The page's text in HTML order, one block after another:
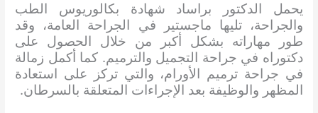
يحمل الدكتور براساد شهادة بكالوريوس الطب
والجراحة، تليها ماجستير في الجراحة العامة، وقد
طور مهاراته بشكل أكبر من خلال الحصول على
دكتوراه في جراحة التجميل والترميم. كما أكمل زمالة
في جراحة ترميم الأورام، والتي تركز على استعادة
المظهر والوظيفة بعد الإجراءات المتعلقة بالسرطان.